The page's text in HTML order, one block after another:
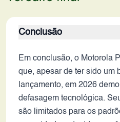
Conclusão
Em conclusão, o Motorola
que, apesar de ter sido um
lançamento, em 2026
defasagem tecnológica.
são limitados para os